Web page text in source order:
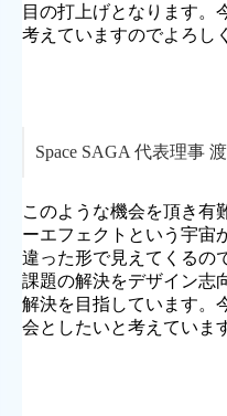
目の打上げとなります。
考えていますのでよろし
Space SAGA 代表理事
このような機会を頂き有
ーエフェクトという宇宙
違った形で見えてくるの
課題の解決をデザイン志
解決を目指しています。
会としたいと考えていま